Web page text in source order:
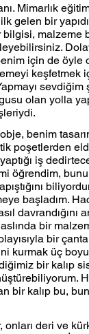
Mimarlık
bir
için de öyle
keşfetmek
sevdiğim
olan yolla
benim
poşetlerden
iş
öğrendim,
başladım.
davrandığını
bir
bir
kurmak üç
bir kalıp
kalıp bu,
onları deri ve